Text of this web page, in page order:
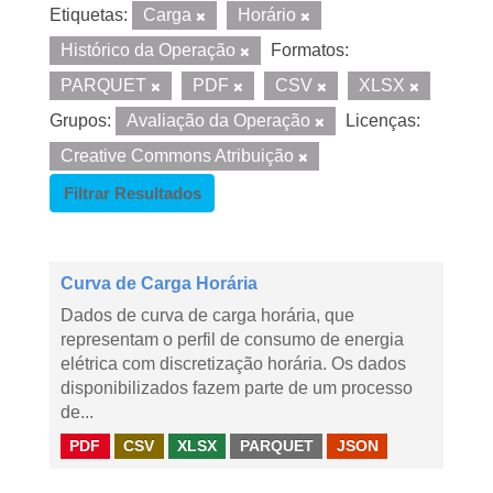
Etiquetas: Carga
Horário
Histórico da Operação
Formatos:
PARQUET
PDF CSV
XLSX
Grupos:
Avaliação da Operação
Licenças:
Creative Commons Atribuição
Filtrar Resultados
Curva de Carga Horária
Dados de curva de carga horária, que
representam o perfil de consumo de energia
elétrica com discretização horária. Os dados
disponibilizados fazem parte de um processo
de...
PDF CSV XLSX PARQUET JSON